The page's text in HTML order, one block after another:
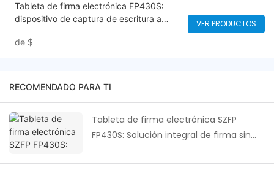
QR/NFC y diversos métodos de pago.
Tableta de firma electrónica FP430S:
dispositivo de captura de escritura a
seguro y conforme | Firma de alta
de $
VER PRODUCTOS
RECOMENDADO PARA TI
Tableta de firma electrónica SZFP
FP430S: Solución integral de firma sin